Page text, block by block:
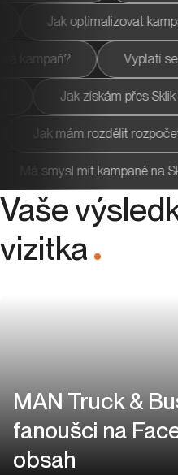
remarketing na Skliku dobře?
inzerovat na Zboží.cz?
zákazníky zpět do
kampaně?
návratnost investic?
Vaše
vizitka
.
MAN Truck &
fanoušci na
obsah